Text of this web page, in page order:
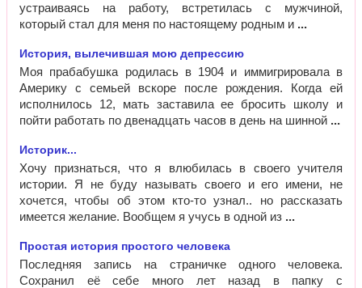
устраиваясь на работу, встретилась с мужчиной,
который стал для меня по настоящему родным и
История, вылечившая мою депрессию
Моя прабабушка родилась в 1904 и иммигрировала в
Америку с семьей вскоре после рождения. Когда ей
исполнилось 12, мать заставила ее бросить школу и
пойти работать по двенадцать часов в день на шинной
Историк...
Хочу признаться, что я влюбилась в своего учителя
истории. Я не буду называть своего и его имени, не
хочется, чтобы об этом кто-то узнал.. но рассказать
имеется желание. Вообщем я учусь в одной из
Простая история простого человека
Последняя запись на страничке одного человека.
Сохранил её себе много лет назад в папку с